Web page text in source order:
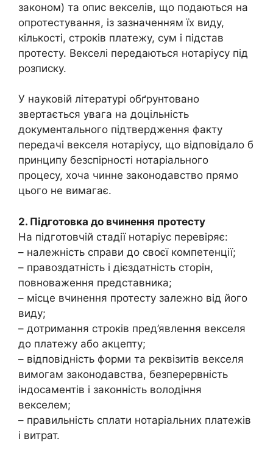
законом) та опис векселів, що подаються на
опротестування, із зазначенням їх виду,
кількості, строків платежу, сум і підстав
протесту. Векселі передаються нотаріусу під
розписку.
У науковій літературі обґрунтовано
звертається увага на доцільність
документального підтвердження факту
передачі векселя нотаріусу, що відповідало б
принципу безспірності нотаріального
процесу, хоча чинне законодавство прямо
цього не вимагає.
2. Підготовка до вчинення протесту
На підготовчій стадії нотаріус перевіряє:
– належність справи до своєї компетенції;
– правоздатність і дієздатність сторін,
повноваження представника;
– місце вчинення протесту залежно від його
виду;
– дотримання строків пред’явлення векселя
до платежу або акцепту;
– відповідність форми та реквізитів векселя
вимогам законодавства, безперервність
індосаментів і законність володіння
векселем;
– правильність сплати нотаріальних платежів
і витрат.